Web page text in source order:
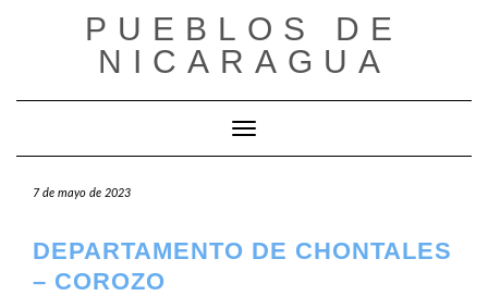
PUEBLOS DE
NICARAGUA
Cambiar modo de navegación
7 de mayo de 2023
DEPARTAMENTO DE CHONTALES
– COROZO